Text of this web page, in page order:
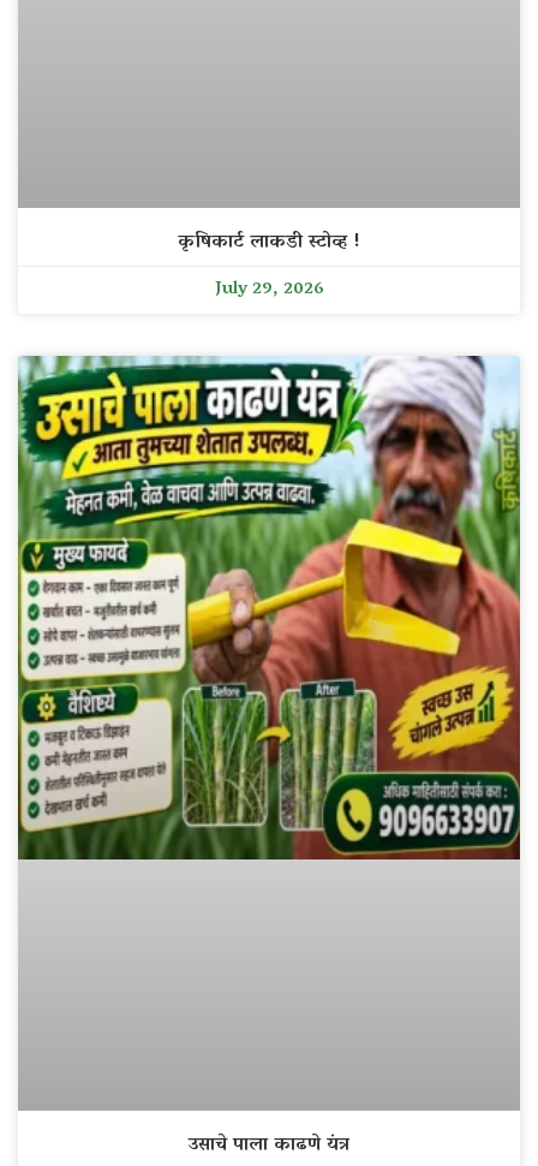
कृषिकार्ट लाकडी स्टोव्ह !
July 29, 2026
उसाचे पाला काढणे यंत्र